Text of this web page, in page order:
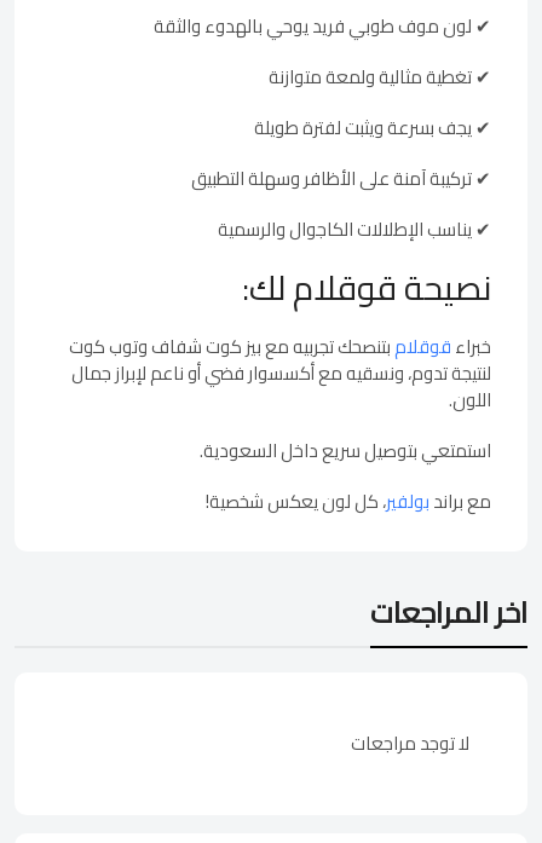
✔ لون موف طوبي فريد يوحي بالهدوء والثقة
✔ تغطية مثالية ولمعة متوازنة
✔ يجف بسرعة ويثبت لفترة طويلة
✔ تركيبة آمنة على الأظافر وسهلة التطبيق
✔ يناسب الإطلالات الكاجوال والرسمية
نصيحة قوقلام لك:
خبراءقوقلامبتنصحك تجربيه مع بيز كوت شفاف وتوب كوت
لنتيجة تدوم، ونسقيه مع أكسسوار فضي أو ناعم لإبراز جمال
اللون.
استمتعي بتوصيل سريع داخل السعودية.
مع براندبولفير، كل لون يعكس شخصية!
اخر المراجعات
لا توجد مراجعات